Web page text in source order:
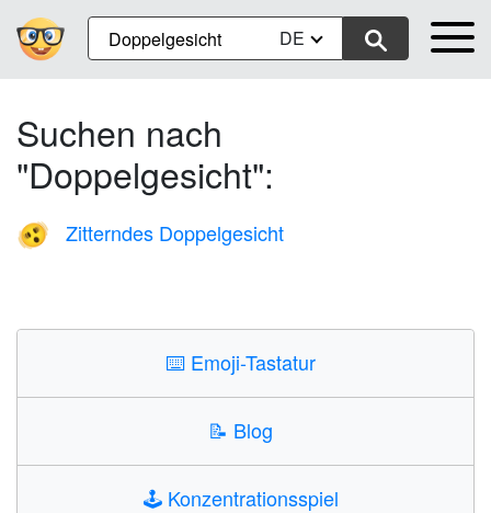
DE
Suchen nach
"Doppelgesicht":
🫨 Zitterndes Doppelgesicht
⌨️ Emoji-Tastatur
📝 Blog
🕹️ Konzentrationsspiel